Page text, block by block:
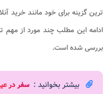
ترین گزینه برای خود مانند خرید
ادامه این مطلب چند مورد از مهم
بررسی شده است.
بیشتر بخوانید : سفر در